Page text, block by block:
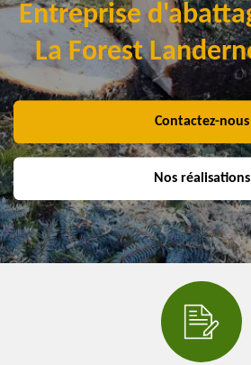
Entreprise
La Forest
Contactez-nous
Nos réalisations